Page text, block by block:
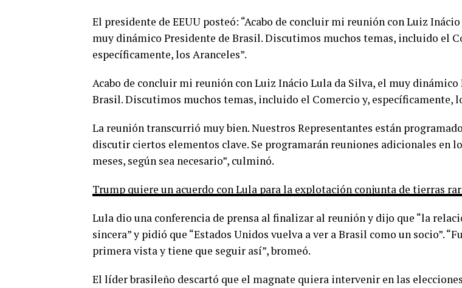
El presidente de EEUU posteó: “Acabo de concluir mi reunión con Luiz
muy dinámico Presidente de Brasil. Discutimos muchos temas, incluido el
específicamente, los Aranceles”.
Acabo de concluir mi reunión con Luiz Inácio Lula da Silva, el muy dinámico
Brasil. Discutimos muchos temas, incluido el Comercio y, específicamente,
La reunión transcurrió muy bien. Nuestros Representantes están
discutir ciertos elementos clave. Se programarán reuniones adicionales en
meses, según sea necesario”, culminó.
Trump quiere un acuerdo con Lula para la explotación conjunta de tierras
Lula dio una conferencia de prensa al finalizar al reunión y dijo que “la
sincera” y pidió que “Estados Unidos vuelva a ver a Brasil como un socio”.
primera vista y tiene que seguir así”, bromeó.
El líder brasileño descartó que el magnate quiera intervenir en las